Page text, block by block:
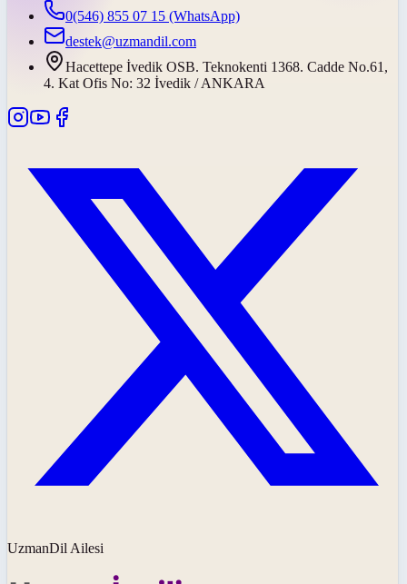
0(546) 855 07 15 (WhatsApp)
destek@uzmandil.com
Hacettepe İvedik OSB. Teknokenti 1368. Cadde No.61,
4. Kat Ofis No: 32 İvedik / ANKARA
UzmanDil Ailesi